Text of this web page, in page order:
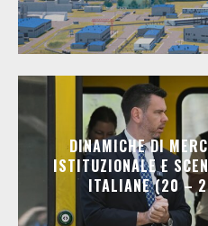
DINAMICHE DI
ISTITUZIONALE E
ITALIANE (20 –